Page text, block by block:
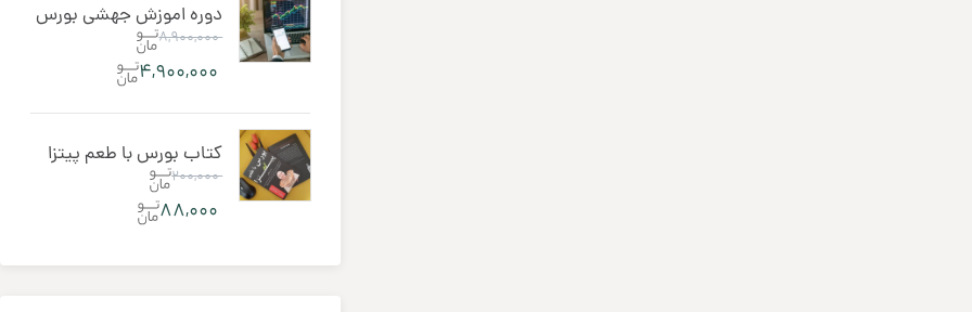
دوره اموزش جهشی بورس
۸,۹۰۰,۰۰۰
۴,۹۰۰,۰۰۰
کتاب بورس با طعم پیتزا
۲۰۰,۰۰۰
۸۸,۰۰۰